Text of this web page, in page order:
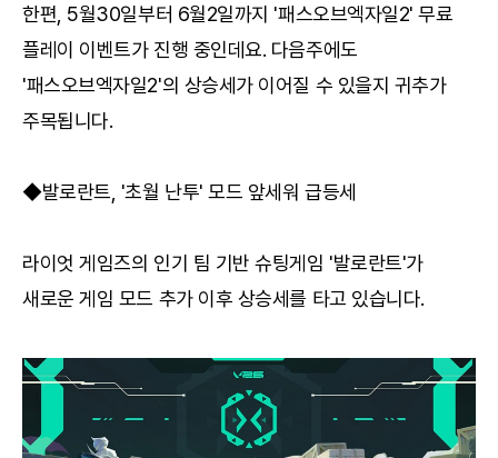
한편, 5월30일부터 6월2일까지 '패스오브엑자일2' 무료
플레이 이벤트가 진행 중인데요. 다음주에도
'패스오브엑자일2'의 상승세가 이어질 수 있을지 귀추가
주목됩니다.
◆발로란트, '초월 난투' 모드 앞세워 급등세
라이엇 게임즈의 인기 팀 기반 슈팅게임 '발로란트'가
새로운 게임 모드 추가 이후 상승세를 타고 있습니다.